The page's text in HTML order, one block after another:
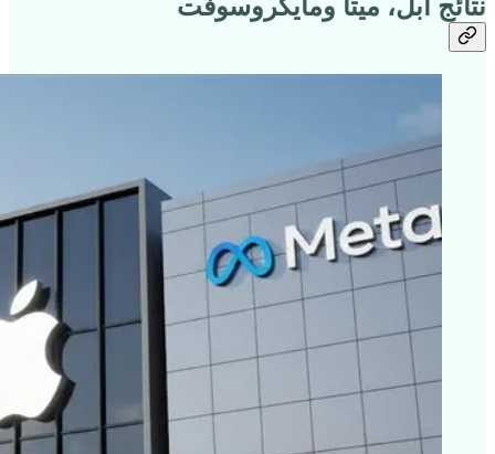
نتائج ابل، ميتا ومايكروسوفت